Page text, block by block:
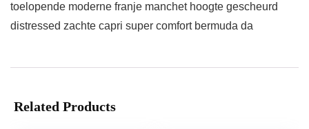
toelopende moderne franje manchet hoogte gescheurd
distressed zachte capri super comfort bermuda da
Related Products